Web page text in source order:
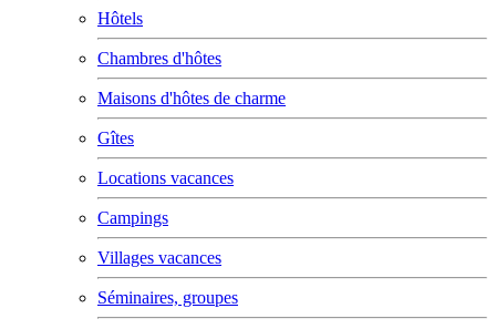
Hôtels
Chambres d'hôtes
Maisons d'hôtes de charme
Gîtes
Locations vacances
Campings
Villages vacances
Séminaires, groupes